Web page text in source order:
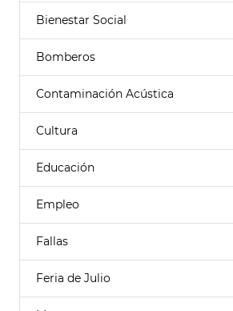
Bienestar Social
Bomberos
Contaminación Acústica
Cultura
Educación
Empleo
Fallas
Feria de Julio